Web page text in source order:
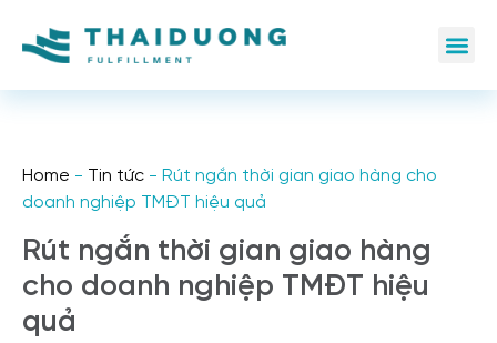
Home - Tin tức - Rút ngắn thời gian giao hàng cho
doanh nghiệp TMĐT hiệu quả
Rút ngắn thời gian giao hàng
cho doanh nghiệp TMĐT hiệu
quả